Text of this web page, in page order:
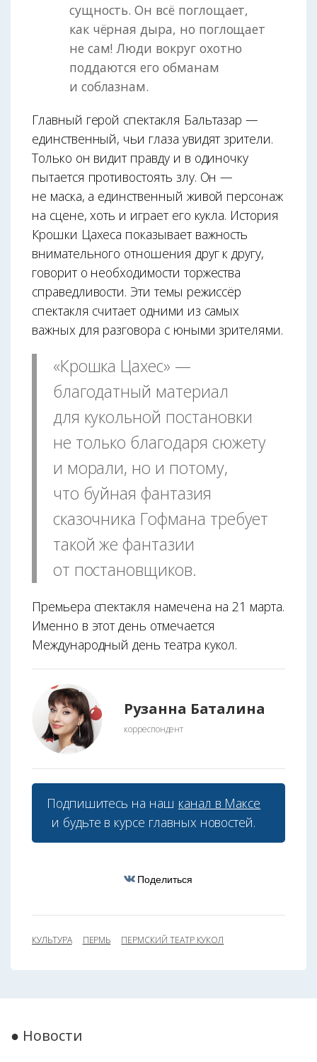
сущность. Он всё поглощает,
как чёрная дыра, но поглощает
не сам! Люди вокруг охотно
поддаются его обманам
и соблазнам.
Главный герой спектакля Бальтазар —
единственный, чьи глаза увидят зрители.
Только он видит правду и в одиночку
пытается противостоять злу. Он —
не маска, а единственный живой персонаж
на сцене, хоть и играет его кукла. История
Крошки Цахеса показывает важность
внимательного отношения друг к другу,
говорит о необходимости торжества
справедливости. Эти темы режиссёр
спектакля считает одними из самых
важных для разговора с юными зрителями.
«Крошка Цахес» —
благодатный материал
для кукольной постановки
не только благодаря сюжету
и морали, но и потому,
что буйная фантазия
сказочника Гофмана требует
такой же фантазии
от постановщиков.
Премьера спектакля намечена на 21 марта.
Именно в этот день отмечается
Международный день театра кукол.
Рузанна Баталина
корреспондент
Подпишитесь на наш канал в Максе
и будьте в курсе главных новостей.
Поделиться
КУЛЬТУРА ПЕРМЬ ПЕРМСКИЙ ТЕАТР КУКОЛ
● Новости